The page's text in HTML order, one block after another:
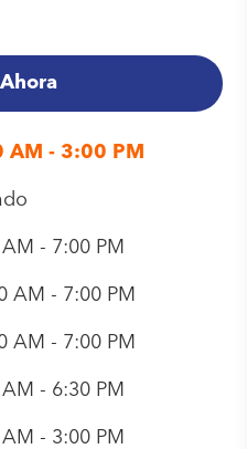
AM - 3:00 PM
- 7:00 PM
AM - 7:00 PM
AM - 7:00 PM
- 6:30 PM
- 3:00 PM